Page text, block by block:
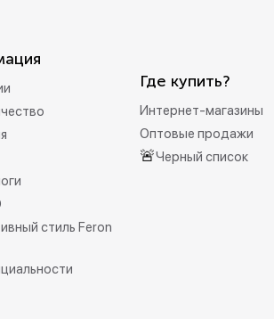
стиль Feron
Где купить?
Интернет-магазины
Оптовые продажи
🚨Черный список